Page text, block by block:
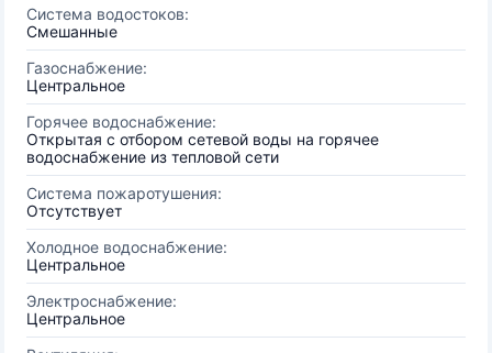
Система водостоков:
Смешанные
Газоснабжение:
Центральное
Горячее водоснабжение:
Открытая с отбором сетевой воды на горячее
водоснабжение из тепловой сети
Система пожаротушения:
Отсутствует
Холодное водоснабжение:
Центральное
Электроснабжение:
Центральное